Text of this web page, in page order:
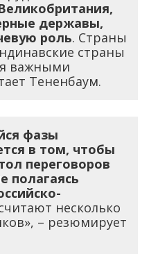
державы,
роль. Страны
страны
важными
Тененбаум.
фазы
в том, чтобы
переговоров
полагаясь
несколько
– резюмирует